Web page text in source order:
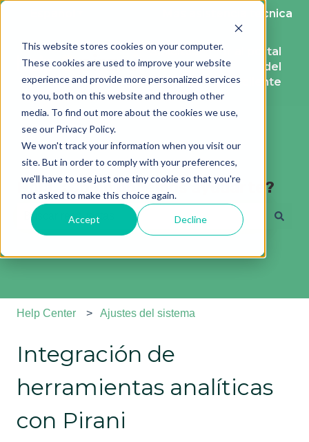
This website stores cookies on your computer.
These cookies are used to improve your website
experience and provide more personalized services
to you, both on this website and through other
media. To find out more about the cookies we use,
see our Privacy Policy.
We won't track your information when you visit our
site. But in order to comply with your preferences,
we'll have to use just one tiny cookie so that you're
not asked to make this choice again.
Accept Decline
Traducciones de Mostrar submenú de
Más asistencia técnica
Solicitud
de
ayuda
Ir al portal
del
cliente
Hola, ¿Cómo podemos ayudarte?
No hay sugerencias porque el campo de búsqueda
Help Center Ajustes del sistema
Integración de
herramientas analíticas
con Pirani